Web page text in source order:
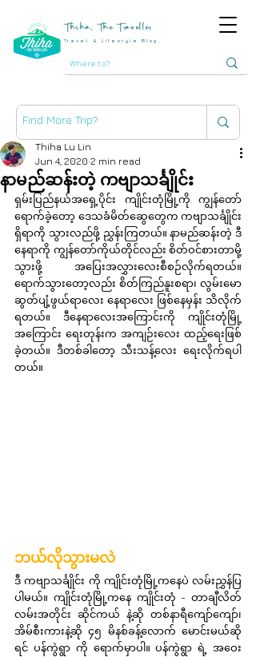
Thiha, The Traveller
Travel & Lifestyle Blog
နာမည်ဆန်းတဲ့ ကဗျာသင်္ချိုင်း
Thiha Lu Lin
Jun 4, 2020 2 min read
ရှမ်းပြည်နယ်အရှေ့ပိုင်း ကျိုင်းတုံမြို့ကို ကျွန်တော်
ရောက်ခဲ့တော့ ဒေသခံမိတ်ဆွေတွေက ကဗျာသင်္ချိုင်း
ရှိရာကို သွားလည်ဖို့ ညွှန်းကြတယ်။ နာမည်ဆန်းတဲ့ ဒီ
နေရာကို ကျွန်တော်ကိုယ်တိုင်လည်း စိတ်ဝင်စားတာမို့
သွားဖို့ အပြေးအလွှားလေးစီစဉ်လိုက်ရတယ်။
ရောက်သွားတော့လည်း စိတ်ကြည်နူးစရာ၊ လွမ်းမော
ဆွတ်ပျံ့ဖွယ်ရာလေး နေရာလေး ဖြစ်နေမှန်း သိလိုက်
ရတယ်။ ဒီနေရာလေးအကြောင်းကို ကျိုင်းတုံမြို့
အကြောင်း ရေးတုန်းက အကျဉ်းလေး ထည့်ရေးဖြစ်
ခဲ့တယ်။ ဒီတစ်ခါတော့ သီးသန့်လေး ရေးလိုက်ရပါ
တယ်။
ဘယ်လိုသွားမလဲ
ဒီ ကဗျာသင်္ချိုင်း ကို ကျိုင်းတုံမြို့ကနေပဲ လမ်းညွှန်ပြ
ပါမယ်။ ကျိုင်းတုံမြို့ကနေ ကျိုင်းတုံ - တာချီလိတ်
လမ်းအတိုင်း ဆိုင်ကယ် နဲ့ဆို တစ်နာရီကျော်ကျော်၊
အိမ်စီးကားနဲ့ဆို ၄၅ မိနစ်ခန့်လောက် မောင်းမယ်ဆို
ရင် ပန်ကွဲရွာ ကို ရောက်မှာပါ။ ပန်ကွဲရွာ ရဲ့ အဝေး